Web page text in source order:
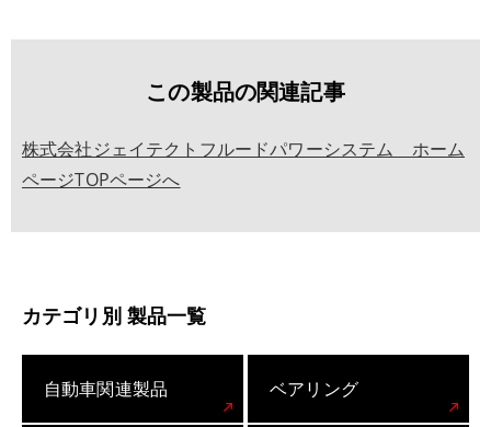
この製品の関連記事
株式会社ジェイテクトフルードパワーシステム ホーム
ページTOPページへ
カテゴリ別 製品一覧
自動車関連製品 ベアリング